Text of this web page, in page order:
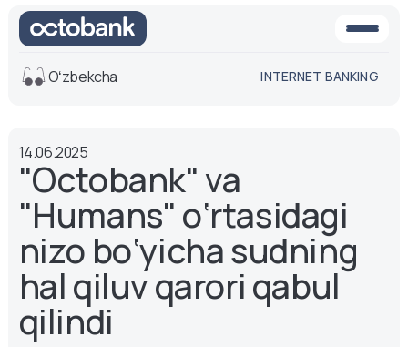
O'rta
versiya
versiya
Ovoz
Matn o'lchami
Aa -
Aa
Aa +
Oʻzbekcha INTERNET BANKING
14.06.2025
"Octobank" va
"Humans" o‘rtasidagi
nizo bo‘yicha sudning
hal qiluv qarori qabul
qilindi